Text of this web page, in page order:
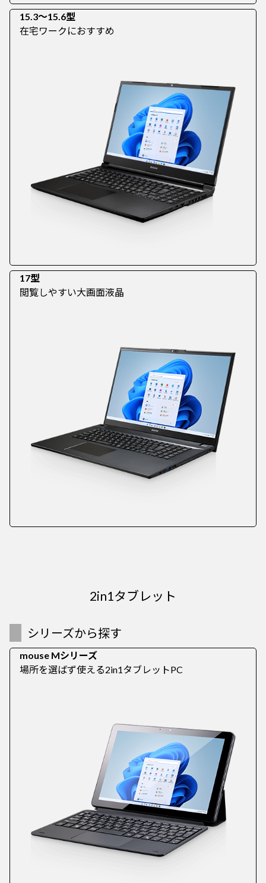
15.3～15.6型
在宅ワークにおすすめ
17型
閲覧しやすい大画面液晶
2in1タブレット
シリーズから探す
mouse Mシリーズ
場所を選ばず使える2in1タブレットPC